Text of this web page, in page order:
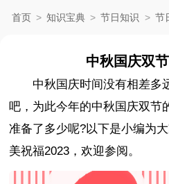
首页 > 知识宝典 > 节日知识 > 节
中秋国庆双
中秋国庆时间没有相差多
吧，为此今年的中秋国庆双节
准备了多少呢?以下是小编为
美祝福2023，欢迎参阅。